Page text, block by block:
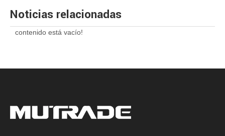
Noticias relacionadas
contenido está vacío!